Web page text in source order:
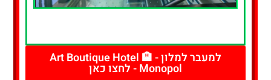
- לחצו כאןלמעבר למלון - 🏨 Art Boutique Hotel
Monopol - לחצו כאן